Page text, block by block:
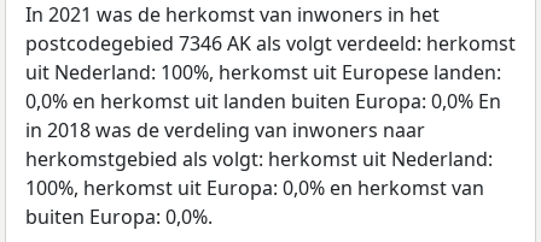
In 2021 was de herkomst van inwoners in het
postcodegebied 7346 AK als volgt verdeeld: herkomst
uit Nederland: 100%, herkomst uit Europese landen:
0,0% en herkomst uit landen buiten Europa: 0,0% En
in 2018 was de verdeling van inwoners naar
herkomstgebied als volgt: herkomst uit Nederland:
100%, herkomst uit Europa: 0,0% en herkomst van
buiten Europa: 0,0%.